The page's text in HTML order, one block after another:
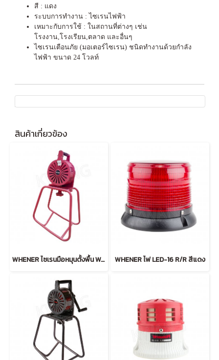
สี : แดง
ระบบการทำงาน : ไซเรนไฟฟ้า
เหมาะกับการใช้ : ในสถานที่ต่างๆ เช่น
โรงงาน,โรงเรียน,ตลาด และอื่นๆ
ไซเรนเตือนภัย (มอเตอร์ไซเรน) ชนิดทำงานด้วยกำลัง
ไฟฟ้า ขนาด 24 โวลท์
สินค้าเกี่ยวข้อง
WHENER ไซเรนมือหมุนตั้งพื้น WA-251-GR สีแดง WHENER ไฟ LED-16 R/R สีแดง